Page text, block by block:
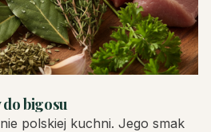
do bigosu
polskiej kuchni. Jego smak